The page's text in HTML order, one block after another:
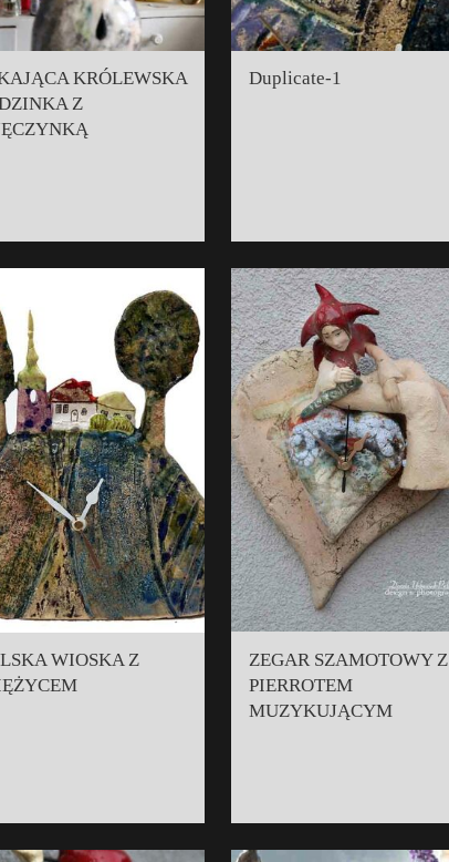
KRÓLEWSKA
Z
Duplicate-1
WIOSKA Z
ZEGAR SZAMOTOWY Z
PIERROTEM
MUZYKUJĄCYM